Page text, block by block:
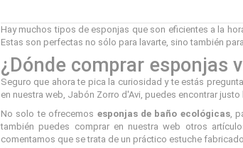
Hay muchos tipos de esponjas que son eficientes a la
Estas son perfectas no sólo para lavarte, sino también
¿Dónde comprar esponjas
Seguro que ahora te pica la curiosidad y te estás
en nuestra web, Jabón Zorro d'Avi, puedes encontrar
No solo te ofrecemos esponjas de baño ecológicas,
también puedes comprar en nuestra web otros
comentamos que se trata de un práctico estuche